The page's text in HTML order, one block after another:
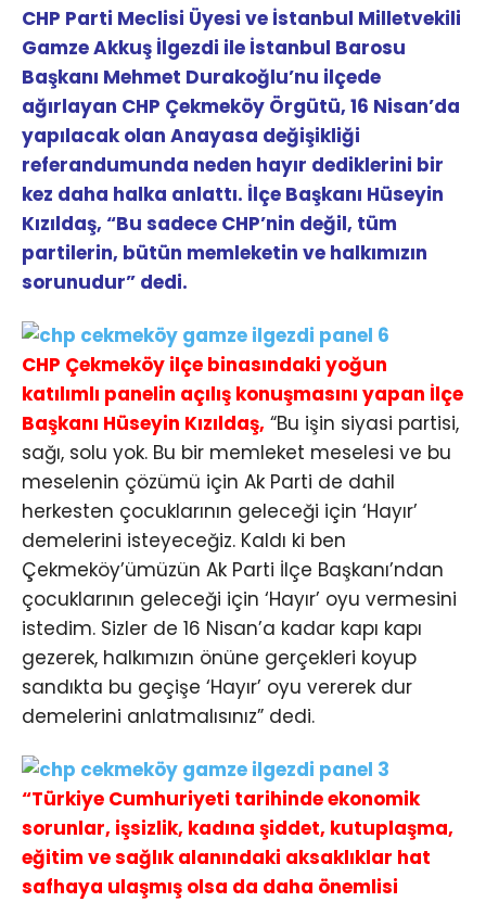
CHP Parti Meclisi Üyesi ve İstanbul Milletvekili
Gamze Akkuş İlgezdi ile İstanbul Barosu
Başkanı Mehmet Durakoğlu’nu ilçede
ağırlayan CHP Çekmeköy Örgütü, 16 Nisan’da
yapılacak olan Anayasa değişikliği
referandumunda neden hayır dediklerini bir
kez daha halka anlattı. İlçe Başkanı Hüseyin
Kızıldaş, “Bu sadece CHP’nin değil, tüm
partilerin, bütün memleketin ve halkımızın
sorunudur” dedi.
CHP Çekmeköy ilçe binasındaki yoğun
katılımlı panelin açılış konuşmasını yapan İlçe
Başkanı Hüseyin Kızıldaş, “Bu işin siyasi partisi,
sağı, solu yok. Bu bir memleket meselesi ve bu
meselenin çözümü için Ak Parti de dahil
herkesten çocuklarının geleceği için ‘Hayır’
demelerini isteyeceğiz. Kaldı ki ben
Çekmeköy’ümüzün Ak Parti İlçe Başkanı’ndan
çocuklarının geleceği için ‘Hayır’ oyu vermesini
istedim. Sizler de 16 Nisan’a kadar kapı kapı
gezerek, halkımızın önüne gerçekleri koyup
sandıkta bu geçişe ‘Hayır’ oyu vererek dur
demelerini anlatmalısınız” dedi.
“Türkiye Cumhuriyeti tarihinde ekonomik
sorunlar, işsizlik, kadına şiddet, kutuplaşma,
eğitim ve sağlık alanındaki aksaklıklar hat
safhaya ulaşmış olsa da daha önemlisi